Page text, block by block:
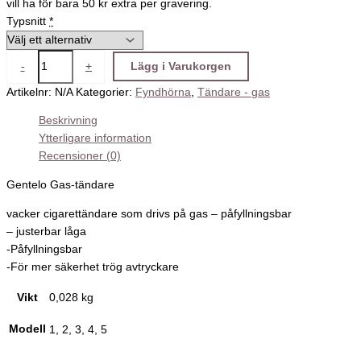
vill ha för bara 50 kr extra per gravering.
Typsnitt *
- + Lägg i Varukorgen
Artikelnr: N/A Kategorier: Fyndhörna Tändare - gas
Beskrivning
Ytterligare information
Recensioner (0)
Gentelo Gas-tändare
vacker cigarettändare som drivs på gas – påfyllningsbar
– justerbar låga
-Påfyllningsbar
-För mer säkerhet trög avtryckare
Vikt 0,028 kg
Modell 1, 2, 3, 4, 5